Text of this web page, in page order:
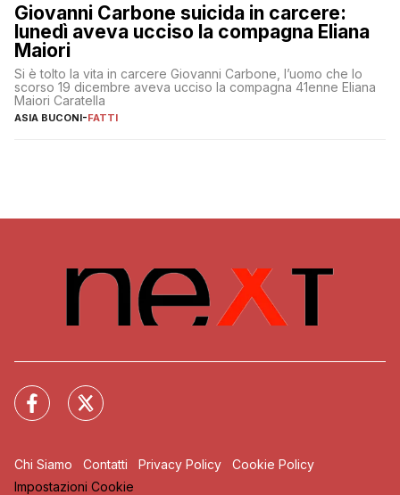
Giovanni Carbone suicida in carcere:
lunedì aveva ucciso la compagna Eliana
Maiori
Si è tolto la vita in carcere Giovanni Carbone, l’uomo che lo
scorso 19 dicembre aveva ucciso la compagna 41enne Eliana
Maiori Caratella
ASIA BUCONI-FATTI
Chi Siamo Contatti Privacy Policy
Cookie Policy
Impostazioni Cookie